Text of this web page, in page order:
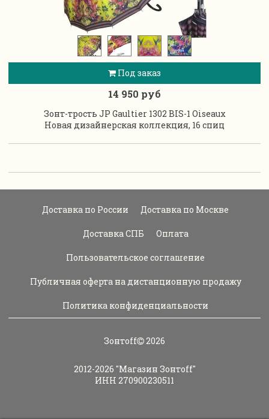
Под заказ
14 950 руб
Зонт-трость JP Gaultier 1302 BIS-1 Oiseaux
Новая дизайнерская коллекция, 16 спиц
Доставка по России Доставка по Москве
Доставка СПБ Оплата
Пользовательское соглашение
Публичная оферта на дистанционную продажу
Политика конфиденциальности
Зонтoff 2026
2012-2026 "Магазин Зонтoff"
ИНН 270900230511